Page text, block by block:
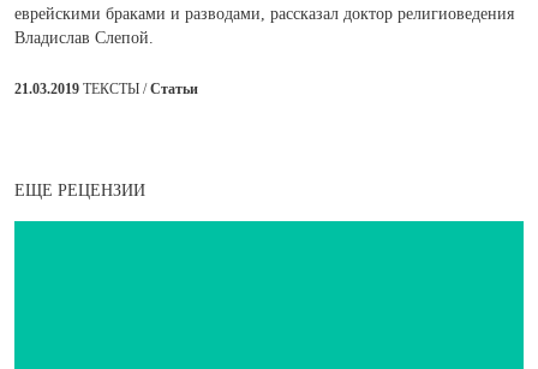
еврейскими браками и разводами, рассказал доктор религиоведения
Владислав Слепой.
21.03.2019 ТЕКСТЫ /Статьи
ЕЩЕ РЕЦЕНЗИИ